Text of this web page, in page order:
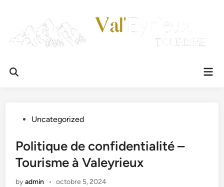
content
PostedUncategorized
Politique de confidentialité –
Tourisme à Valeyrieux
byadmin • octobre 5, 2024